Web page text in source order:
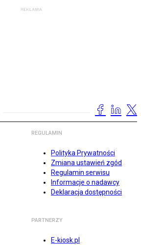
REGULAMIN
Polityka Prywatności
Zmiana ustawień zgód
Regulamin serwisu
Informacje o nadawcy
Deklaracja dostępności
PARTNERZY
E-kiosk.pl